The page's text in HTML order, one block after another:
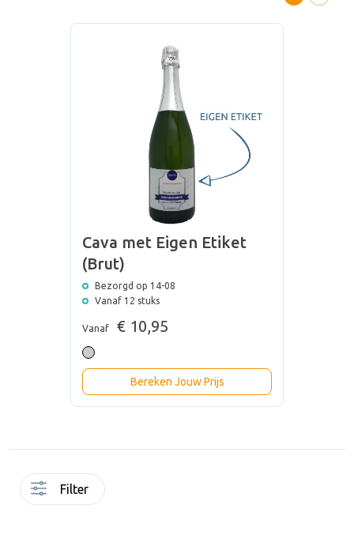
Cava met Eigen Etiket
(Brut)
Bezorgd op 14-08
Vanaf 12 stuks
Vanaf € 10,95
Bereken Jouw Prijs
Filter